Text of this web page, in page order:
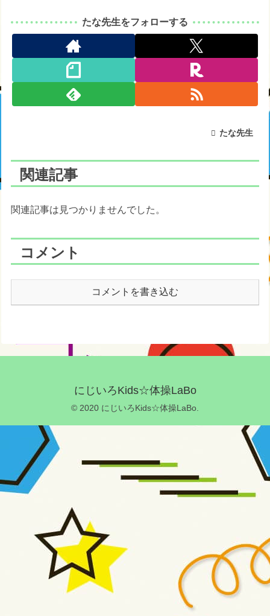
たな先生をフォローする
たな先生
関連記事
関連記事は見つかりませんでした。
コメント
コメントを書き込む
にじいろKids☆体操LaBo
© 2020 にじいろKids☆体操LaBo.